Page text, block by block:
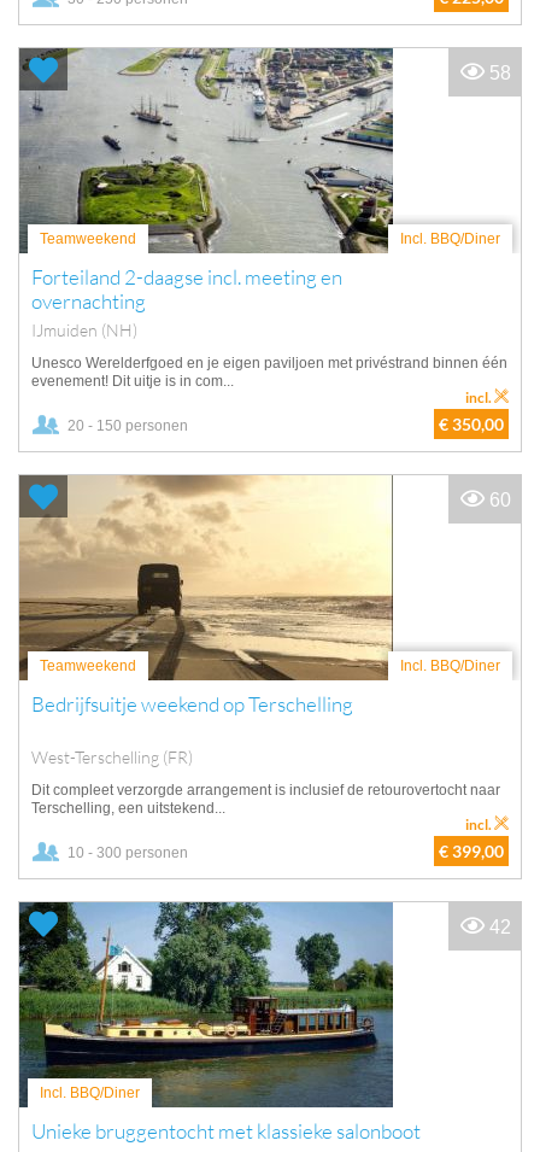
Teamweekend Incl. BBQ/Diner
Forteiland 2-daagse incl. meeting en
overnachting
IJmuiden (NH)
Unesco Werelderfgoed en je eigen paviljoen met privéstrand binnen één
evenement! Dit uitje is in com...
20 - 150 personen € 350,00
incl.
58
Teamweekend Incl. BBQ/Diner
Bedrijfsuitje weekend op Terschelling
West-Terschelling (FR)
Dit compleet verzorgde arrangement is inclusief de retourovertocht naar
Terschelling, een uitstekend...
10 - 300 personen € 399,00
incl.
60
Incl. BBQ/Diner
Unieke bruggentocht met klassieke salonboot
42